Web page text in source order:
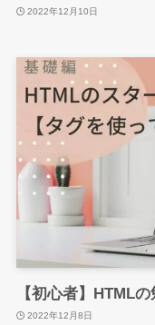
2022年12月10日
【初心者】HTML
2022年12月8日